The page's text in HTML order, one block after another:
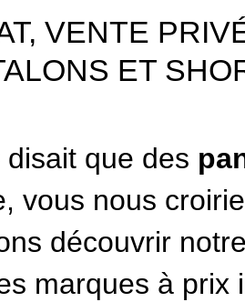
VENTE
ET
que des
vous nous
découvrir
marques à prix